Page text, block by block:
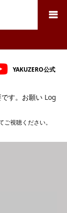
検索
YAKUZERO公式
す。お願い Log
視聴ください。